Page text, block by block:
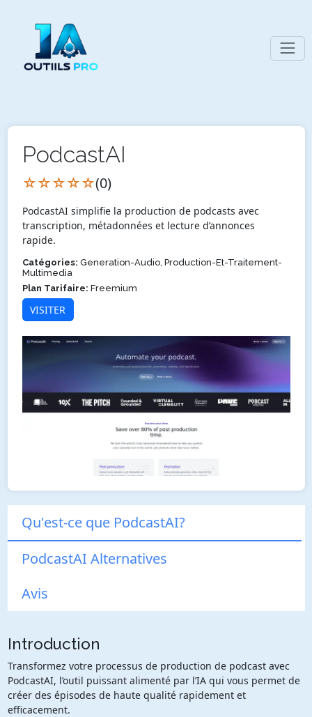
PodcastAI
☆☆☆☆☆(0)
PodcastAI simplifie la production de podcasts avec
transcription, métadonnées et lecture d’annonces
rapide.
Catégories: Generation-Audio, Production-Et-Traitement-
Multimedia
Plan Tarifaire: Freemium
VISITER
Qu'est-ce que PodcastAI?
PodcastAI Alternatives
Avis
Introduction
Transformez votre processus de production de podcast avec
PodcastAI, l’outil puissant alimenté par l’IA qui vous permet de
créer des épisodes de haute qualité rapidement et
efficacement.